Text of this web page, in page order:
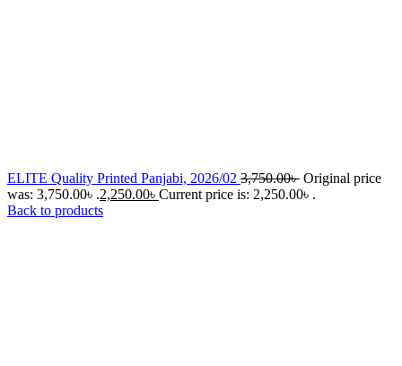
ELITE Quality Printed Panjabi, 2026/02 3,750.00৳ Original price
was: 3,750.00৳ .2,250.00৳ Current price is: 2,250.00৳ .
Back to products